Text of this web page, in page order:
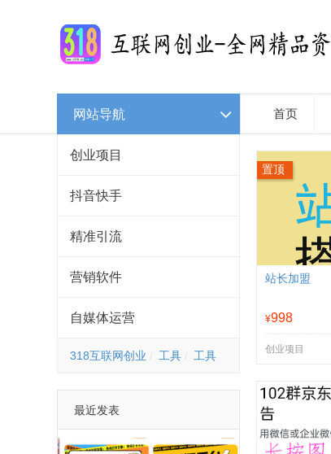
网站导航
创业项目
抖音快手
精准引流
营销软件
自媒体运营
318互联网创业 工具 工具
最近发表
首页
置顶
站长加盟
¥998
创业项目